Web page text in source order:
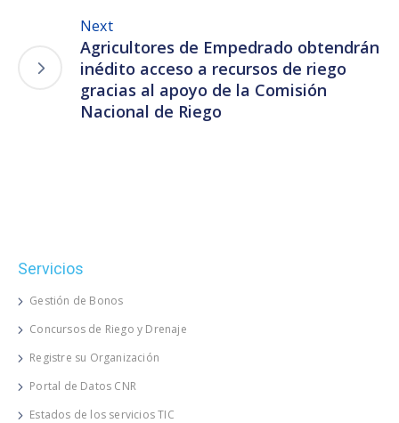
Next
Agricultores de Empedrado obtendrán
inédito acceso a recursos de riego
gracias al apoyo de la Comisión
Nacional de Riego
Servicios
Gestión de Bonos
Concursos de Riego y Drenaje
Registre su Organización
Portal de Datos CNR
Estados de los servicios TIC